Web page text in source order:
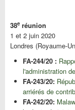
38e réunion
1 et 2 juin 2020
Londres (Royaume-
FA-244/20 :
l'administration
FA-243/20:
arriérés de
FA-242/20: